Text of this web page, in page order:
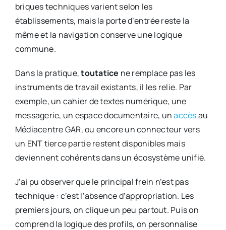
briques techniques varient selon les
établissements, mais la porte d’entrée reste la
même et la navigation conserve une logique
commune.
Dans la pratique,toutatice ne remplace pas les
instruments de travail existants, il les relie. Par
exemple, un cahier de textes numérique, une
messagerie, un espace documentaire, unaccèsau
Médiacentre GAR, ou encore un connecteur vers
un ENT tierce partie restent disponibles mais
deviennent cohérents dans un écosystème unifié.
J’ai pu observer que le principal frein n’est pas
technique : c’est l’absence d’appropriation. Les
premiers jours, on clique un peu partout. Puis on
comprend la logique des profils, on personnalise